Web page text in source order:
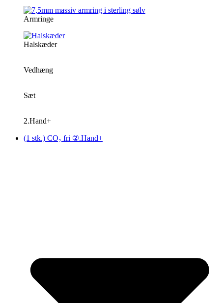
Armringe
Halskæder
Vedhæng
Sæt
2.Hand+
(1 stk.) CO₂ fri ②.Hand+